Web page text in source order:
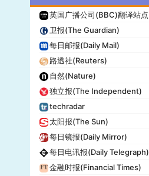
英国广播公司(BBC)翻译站点
卫报(The Guardian)
每日邮报(Daily Mail)
路透社(Reuters)
自然(Nature)
独立报(The Independent)
techradar
太阳报(The Sun)
每日镜报(Daily Mirror)
每日电讯报(Daily Telegraph)
金融时报(Financial Times)